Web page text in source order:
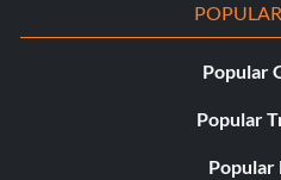
Popular
Popular
Popular